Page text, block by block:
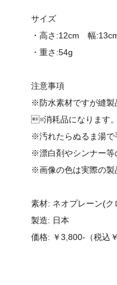
サイズ
・高さ:12cm 幅
・重さ:54g
注意事項
※防水素材ですが縫製
※消耗品になります
※汚れたらぬるま湯で
※漂白剤やシンナー等
※画像の色は実際の製
素材: ネオプレーン(ク
製造: 日本
価格: ￥3,800-（税込